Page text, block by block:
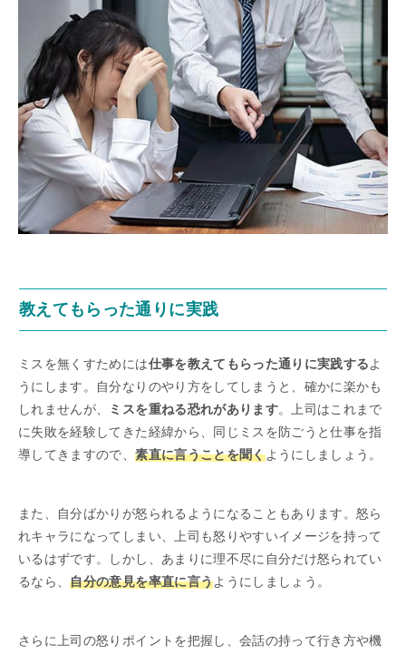
教えてもらった通りに実践
ミスを無くすためには仕事を教えてもらった通りに実践するよ
うにします。自分なりのやり方をしてしまうと、確かに楽かも
しれませんが、
ミスを重ねる恐れがあります。上司はこれまで
に失敗を経験してきた経緯から、同じミスを防ごうと仕事を指
導してきますので、素直に言うことを聞くようにしましょう。
また、自分ばかりが怒られるようになることもあります。怒ら
れキャラになってしまい、上司も怒りやすいイメージを持って
いるはずです。しかし、あまりに理不尽に自分だけ怒られてい
るなら、自分の意見を率直に言うようにしましょう。
さらに上司の怒りポイントを把握し、会話の持って行き方や機